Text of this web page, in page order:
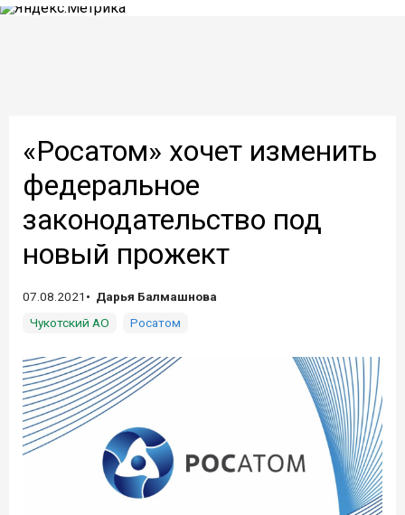
«Росатом» хочет изменить
федеральное
законодательство под
новый прожект
07.08.2021
Дарья Балмашнова
Чукотский АО
Росатом